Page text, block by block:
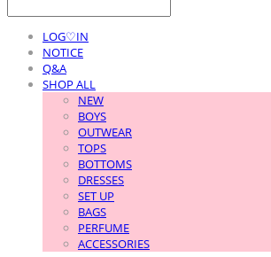
LOG♡IN
NOTICE
Q&A
SHOP ALL
NEW
BOYS
OUTWEAR
TOPS
BOTTOMS
DRESSES
SET UP
BAGS
PERFUME
ACCESSORIES